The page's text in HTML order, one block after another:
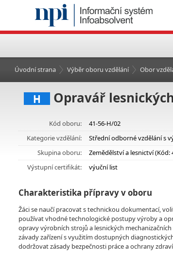
Úvodní strana Výběr oboru vzdělání Obor
H Opravář
Kód oboru:
41-56-H/02
Kategorie vzdělání:
Střední odborné vzdělání s
Skupina oboru:
Zemědělství a lesnictví (Kód:
Výstupní certifikát:
výuční list
Charakteristika přípravy v oboru
Žáci se naučí pracovat s technickou dokumentací,
používat vhodné technologické postupy výroby a
opravy výrobních strojů a lesnických
závady zařízení s využitím dostupných
dodržovat zásady bezpečnosti práce a ochrany